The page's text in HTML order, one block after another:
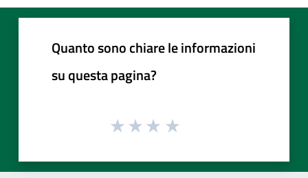
Quanto sono chiare le informazioni
su questa pagina?